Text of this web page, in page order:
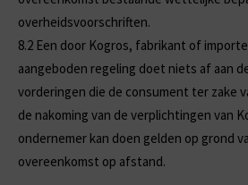
overheidsvoorschriften.
8.2 Een door Kogros, fabrikant of
aangeboden regeling doet niets af aan
vorderingen die de consument ter zake
de nakoming van de verplichtingen van
ondernemer kan doen gelden op grond
overeenkomst op afstand.